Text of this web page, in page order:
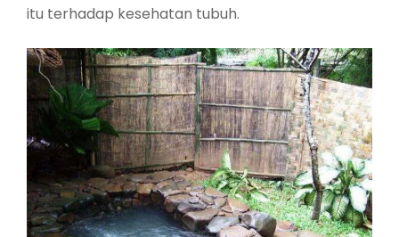
itu terhadap kesehatan tubuh.